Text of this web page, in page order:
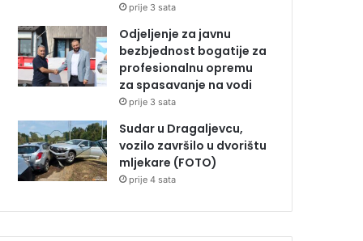
prije 3 sata
Odjeljenje za javnu
bezbjednost bogatije za
profesionalnu opremu
za spasavanje na vodi
prije 3 sata
Sudar u Dragaljevcu,
vozilo završilo u dvorištu
mljekare (FOTO)
prije 4 sata